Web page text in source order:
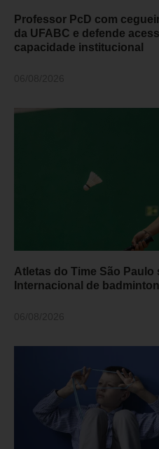
Professor PcD com
da UFABC e defende
capacidade institucional
Atletas do Time São Paulo
Internacional de